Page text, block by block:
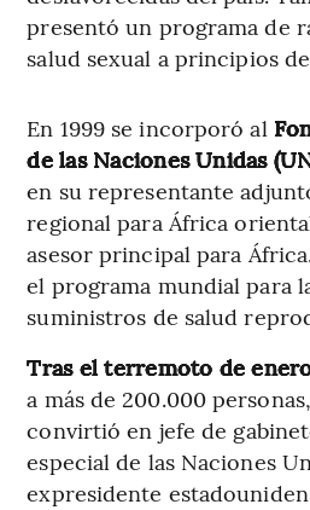
presentó un programa de
salud sexual a principios
En 1999 se incorporó al
de las Naciones Unidas
en su representante
regional para África
asesor principal para
el programa mundial para
suministros de salud
Tras el terremoto de
a más de 200.000
convirtió en jefe de
especial de las Naciones
expresidente